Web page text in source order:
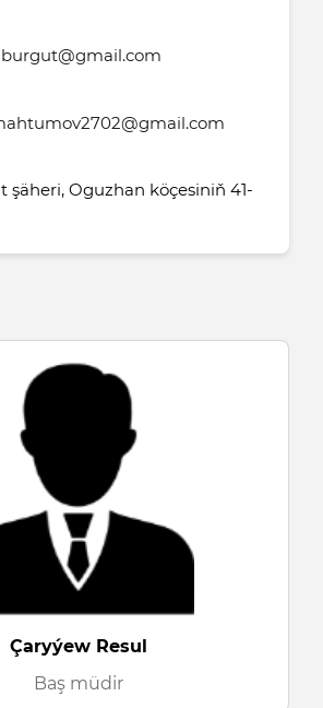
şäheri, Oguzhan köçesiniň 41-
Çaryýew Resul
Baş müdir